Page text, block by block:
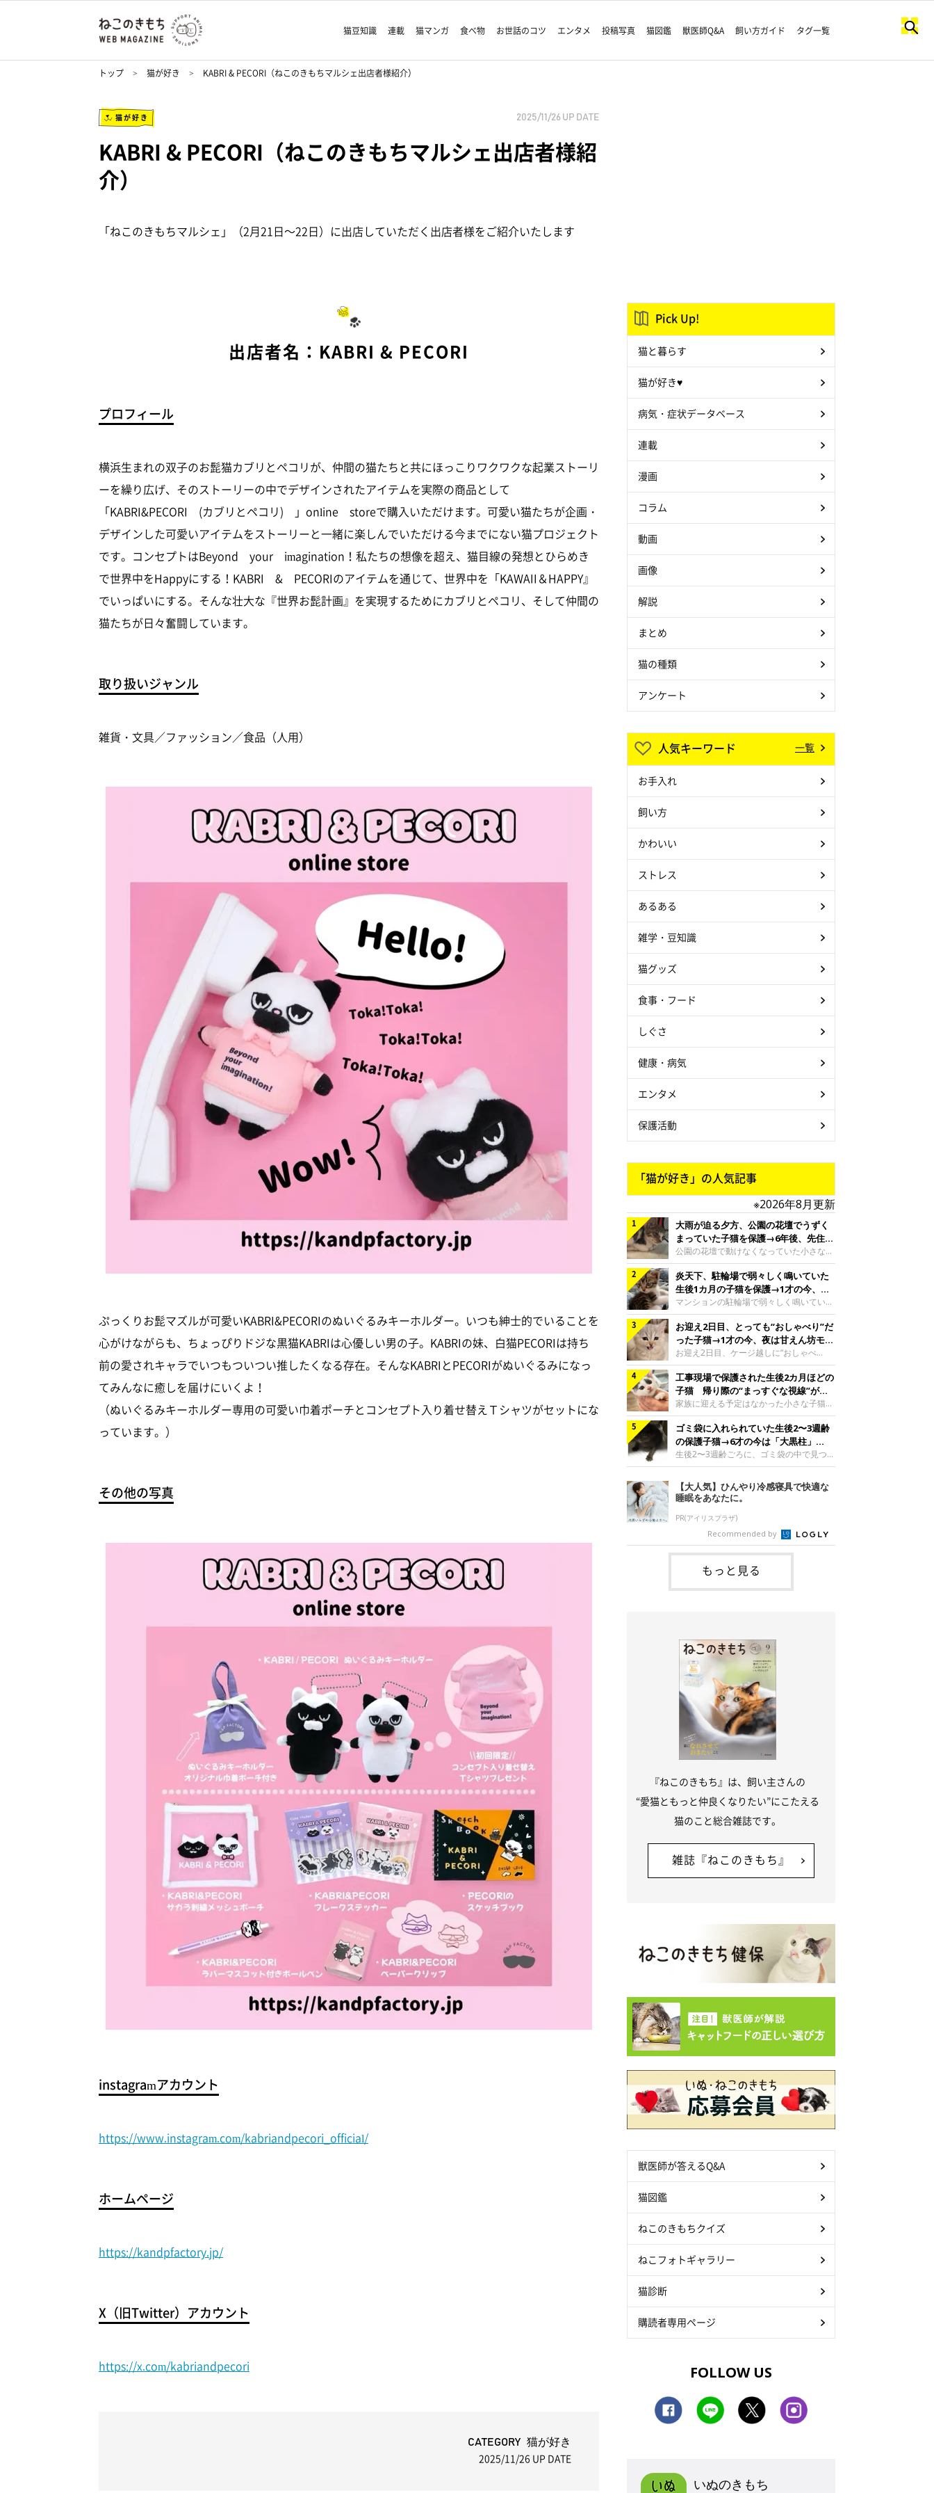
猫豆知識 連載 猫マンガ 食べ物 お世話のコツ エンタメ 投稿写真 猫図鑑 獣医師Q&A 飼い方ガイド タグ一覧
トップ 猫が好き KABRI & PECORI（ねこのきもちマルシェ出店者様紹介）
猫が好き 2025/11/26 UP DATE
KABRI & PECORI（ねこのきもちマルシェ出店者様紹
介）
「ねこのきもちマルシェ」（2月21日～22日）に出店していただく出店者様をご紹介いたします
出店者名：KABRI & PECORI
プロフィール
横浜生まれの双子のお髭猫カブリとペコリが、仲間の猫たちと共にほっこりワクワクな起業ストーリ
ーを繰り広げ、そのストーリーの中でデザインされたアイテムを実際の商品として
「KABRI&PECORI (カブリとペコリ) 」online storeで購入いただけます。可愛い猫たちが企画・
デザインした可愛いアイテムをストーリーと一緒に楽しんでいただける今までにない猫プロジェクト
です。コンセプトはBeyond your imagination！私たちの想像を超え、猫目線の発想とひらめき
で世界中をHappyにする！KABRI & PECORIのアイテムを通じて、世界中を「KAWAII＆HAPPY』
でいっぱいにする。そんな壮大な『世界お髭計画』を実現するためにカブリとペコリ、そして仲間の
猫たちが日々奮闘しています。
取り扱いジャンル
雑貨・文具／ファッション／食品（人用）
ぷっくりお髭マズルが可愛いKABRI&PECORIのぬいぐるみキーホルダー。いつも紳士的でいることを
心がけながらも、ちょっぴりドジな黒猫KABRIは心優しい男の子。KABRIの妹、白猫PECORIは持ち
前の愛されキャラでいつもついつい推したくなる存在。そんなKABRIとPECORIがぬいぐるみになっ
てみんなに癒しを届けにいくよ！
（ぬいぐるみキーホルダー専用の可愛い巾着ポーチとコンセプト入り着せ替えＴシャツがセットにな
っています。）
その他の写真
instagramアカウント
https://www.instagram.com/kabriandpecori_official/
ホームページ
https://kandpfactory.jp/
X（旧Twitter）アカウント
https://x.com/kabriandpecori
CATEGORY 猫が好き
2025/11/26 UP DATE
Pick Up!
猫と暮らす
猫が好き♥
病気・症状データベース
連載
漫画
コラム
動画
画像
解説
まとめ
猫の種類
アンケート
人気キーワード 一覧
お手入れ
飼い方
かわいい
ストレス
あるある
雑学・豆知識
猫グッズ
食事・フード
しぐさ
健康・病気
エンタメ
保護活動
「猫が好き」の人気記事
※2026年8月更新
大雨が迫る夕方、公園の花壇でうずく
まっていた子猫を保護→6年後、先住猫
と“姉妹”のような関係に
公園の花壇で動けなくなっていた小さな子
猫。家族に迎えられてから6年、先住猫と
の間には深い絆が育まれていました。保護
当時のティダちゃん。
@muumuu62197189紹介するのは、
X（旧Twitter）ユーザー
@muumuu62197189さんの愛猫・ティダ
ちゃん（取材時6才）の成長記録です。こ
ちらは、生後3カ月ごろのティダちゃん。
飼い主さんが出会ったのは、夜から大雨に
なると予報されていた日の夕方でした。花
壇で動けずにいた子猫保護したばかりのテ
ィダちゃん。@muumuu62197189飼い主
さんは、公園の
炎天下、駐輪場で弱々しく鳴いていた
生後1カ月の子猫を保護→1才の今、筋
肉質でツンデレなコに成長
マンションの駐輪場で弱々しく鳴いてい
た、生後1カ月ほどの子猫。家族に迎えら
れてから1年、体も行動も大きく成長しま
した。炎天下の駐輪場で鳴いていた小さな
子猫保護当時のモモちゃん。@Kingponzu
紹介するのは、X（旧Twitter）ユーザー
@Kingponzuさんの愛猫・モモちゃん（取
材時1才）の成長記録です。こちらは、モ
モちゃんが生後1カ月ごろに撮影された一
枚。飼い主さんの自宅マンションの駐輪場
で鳴いていたところを保護された当時の姿
です。子猫時代のモモちゃん。
@Kingponzuその日は気温が35℃を
お迎え2日目、とっても“おしゃべり”だ
った子猫→1才の今、夜は甘えん坊モー
ドになるコに成長！
お迎え2日目、ケージ越しに“おしゃべ
り”する姿を見せていた子猫。1才になった
今も見せる愛らしい姿にキュンとします。
お迎え2日目、ケージ越しに何かを伝える
ももちゃん“おしゃべり”なももちゃん。
@poocoonyan紹介するのは、Instagram
ユーザー@poocoonyanさんの愛猫・もも
ちゃん（取材時1才／マンチカン）です。
こちらの動画は、ももちゃんが生後2カ月
を過ぎたころ、お迎え2日目に撮影された
ため、当時はケージの中で過ごしていまし
た。鳴いてアピールするももち
工事現場で保護された生後2カ月ほどの
子猫 帰り際の“まっすぐな視線”が忘
れられず、家族の一員に
家族に迎える予定はなかった小さな子猫。
帰り際に見せた姿が、飼い主さんの心に残
りました。保護当時の夏目ちゃん。
@shibainu_rintaro紹介するのは、
Instagramユーザー@shibainu_rintaroさ
んの愛猫・夏目（なつめ）ちゃん（取材時
3才）。工事現場で親猫とはぐれたとみら
れ、保護された当時は生後2カ月ほどだっ
たといいます。新しい飼い主を探すつもり
が……保護されてケージに入っている夏目
ちゃん。@shibainu_rintaro夏目ちゃんを
保護したのは、以前、飼い主さんの愛猫・
ちくわく
ゴミ袋に入れられていた生後2〜3週齢
の保護子猫→6才の今は「大黒柱」
に！ 美しい黒猫に成長した姿にグッ
とくる
生後2〜3週齢ごろに、ゴミ袋の中で見つか
った小さな命。ミルクから育てられたその
子猫は今、家族に欠かせない存在へと成長
しました。ゴミ袋の中で見つかった、ミニ
モグラのような子猫よちよち歩きをしてい
たころの、生後2〜3週齢ごろのドンちゃ
ん。@doddou_1今回紹介するのは、
X（旧Twitter）ユーザー@doddou_1さん
の愛猫・ドンちゃん（取材時、推定6才／
本名：ドミトリー・ドンスコイ）。ドンち
ゃんは、保護猫でした。ドンちゃんが見つ
かったのは、飼い主さんの姉の勤め先の敷
【大人気】ひんやり冷感寝具で快適な
睡眠をあなたに。
PR(アイリスプラザ)
Recommended by
もっと見る
『ねこのきもち』は、飼い主さんの
“愛猫ともっと仲良くなりたい”にこたえる
猫のこと総合雑誌です。
雑誌『ねこのきもち』
獣医師が答えるQ&A
猫図鑑
ねこのきもちクイズ
ねこフォトギャラリー
猫診断
購読者専用ページ
FOLLOW US
いぬのきもち